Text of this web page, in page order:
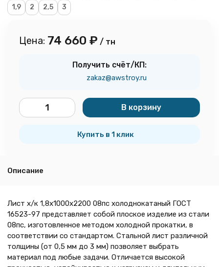
1,9
2 2,5 3
Цена: 74 660 ₽ / тн
Получить счёт/КП:
zakaz@awstroy.ru
В корзину
Купить в 1 клик
Описание
Лист х/к 1,8х1000х2200 08пс холоднокатаный ГОСТ
16523-97 представляет собой плоское изделие из стали
08пс, изготовленное методом холодной прокатки, в
соответствии со стандартом. Стальной лист различной
толщины (от 0,5 мм до 3 мм) позволяет выбрать
материал под любые задачи. Отличается высокой